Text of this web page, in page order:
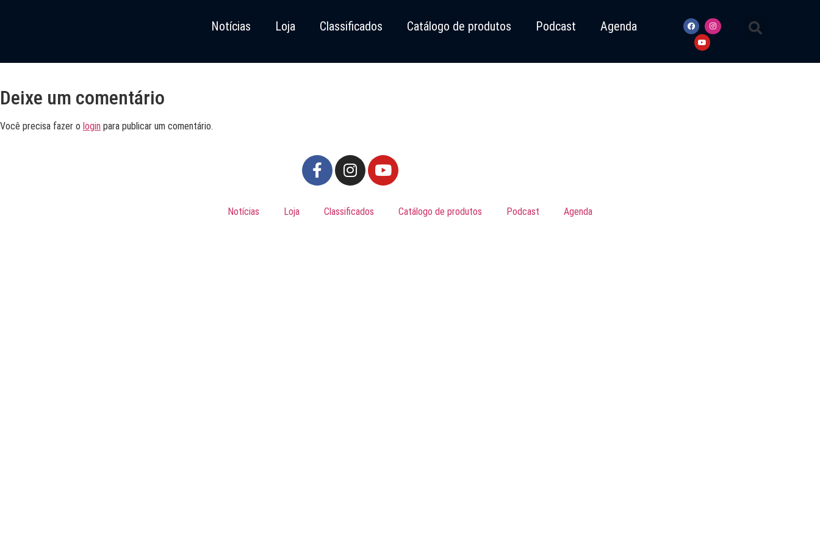
Notícias Loja Classificados Catálogo de produtos Podcast Agenda
Deixe um comentário
Você precisa fazer o login para publicar um comentário.
Notícias Loja Classificados Catálogo de produtos Podcast Agenda